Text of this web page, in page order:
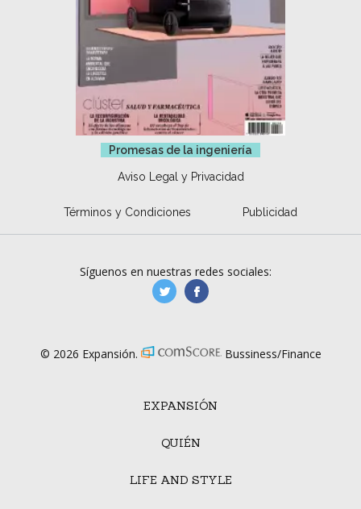
Promesas de la ingeniería
Aviso Legal y Privacidad
Términos y Condiciones Publicidad
EXPANSIÓN
QUIÉN
LIFE AND STYLE
Síguenos en nuestras redes sociales:
manufacturaGE
© 2026 Expansión. Bussiness/Finance